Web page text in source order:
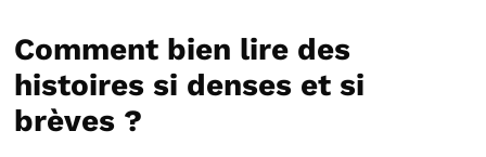
Comment bien lire des
histoires si denses et si
brèves ?